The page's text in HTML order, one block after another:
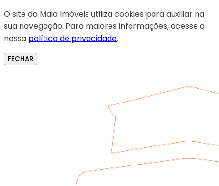
O site da Maia Imóveis utiliza cookies para auxiliar na
sua navegação. Para maiores informações, acesse a
nossa política de privacidade.
FECHAR